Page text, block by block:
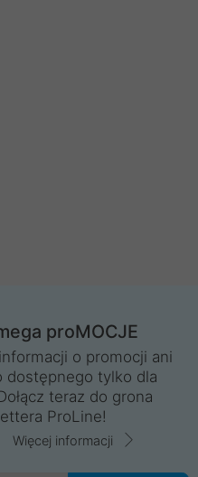
proMOCJE
o promocji ani
dostępnego tylko dla
teraz do grona
ProLine!
Więcej informacji